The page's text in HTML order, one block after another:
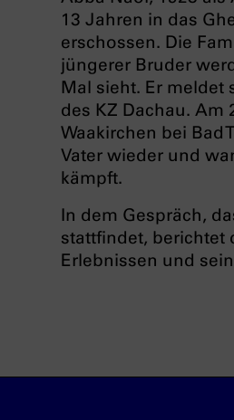
13 Jahren in das
erschossen. Die
jüngerer Bruder
Mal sieht. Er
des KZ Dachau. Am
Waakirchen bei Bad
Vater wieder und
kämpft.
In dem Gespräch,
stattfindet, berichtet
Erlebnissen und